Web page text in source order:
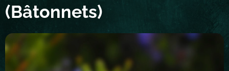
(Bâtonnets)